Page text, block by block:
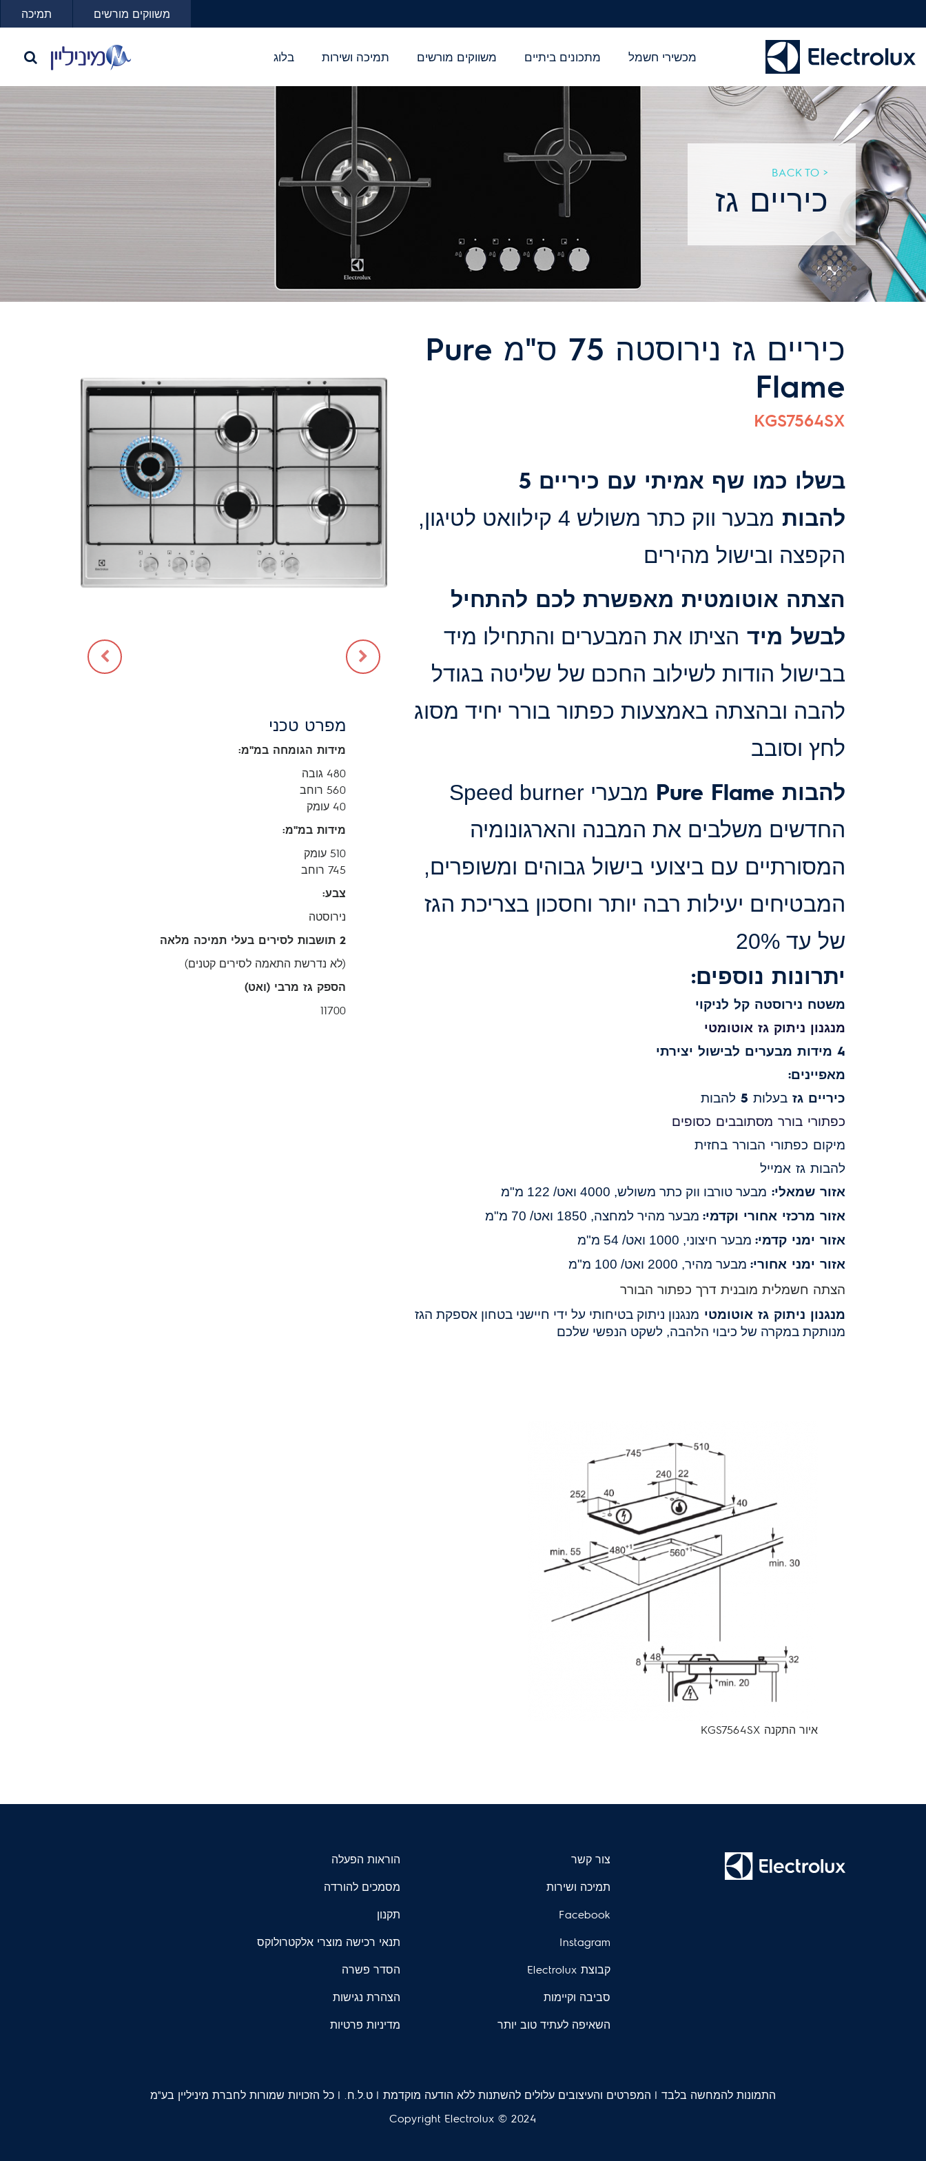
תמיכה משווקים מורשים
מכשירי חשמל מתכונים ביתיים משווקים מורשים תמיכה ושירות בלוג
< BACK TO
כיריים גז
כיריים גז נירוסטה 75 ס"מ Pure
Flame
KGS7564SX
בשלו כמו שף אמיתי עם כיריים 5
להבות
מבער ווק כתר משולש 4 קילוואט לטיגון,
הקפצה ובישול מהירים
הצתה אוטומטית מאפשרת לכם להתחיל
לבשל מיד הציתו את המבערים והתחילו מיד
בבישול הודות לשילוב החכם של שליטה בגודל
להבה ובהצתה באמצעות כפתור בורר יחיד מסוג
לחץ וסובב
להבות Pure Flame
מבערי Speed burner
החדשים משלבים את המבנה והארגונומיה
המסורתיים עם ביצועי בישול גבוהים ומשופרים,
המבטיחים יעילות רבה יותר וחסכון בצריכת הגז
של עד 20%
יתרונות נוספים:
משטח נירוסטה קל לניקוי
מנגנון ניתוק גז אוטומטי
4 מידות מבערים לבישול יצירתי
מאפיינים:
כיריים גז בעלות 5 להבות
כפתורי בורר מסתובבים כסופים
מיקום כפתורי הבורר בחזית
להבות גז אמייל
אזור שמאלי: מבער טורבו ווק כתר משולש, 4000 ואט/ 122 מ"מ
אזור מרכזי אחורי וקדמי: מבער מהיר למחצה, 1850 ואט/ 70 מ"מ
אזור ימני קדמי: מבער חיצוני, 1000 ואט/ 54 מ"מ
אזור ימני אחורי: מבער מהיר, 2000 ואט/ 100 מ"מ
הצתה חשמלית מובנית דרך כפתור הבורר
מנגנון ניתוק גז אוטומטי מנגנון ניתוק בטיחותי על ידי חיישני בטחון אספקת הגז
מנותקת במקרה של כיבוי הלהבה, לשקט הנפשי שלכם
איור התקנה KGS7564SX
מפרט טכני
מידות הגומחה במ"מ:
480 גובה
560 רוחב
40 עומק
מידות במ"מ:
510 עומק
745 רוחב
צבע:
נירוסטה
2 תושבות לסירים בעלי תמיכה מלאה
(לא נדרשת התאמה לסירים קטנים)
הספק גז מרבי (ואט)
11700
צור קשר
תמיכה ושירות
Facebook
Instagram
קבוצת Electrolux
סביבה וקיימות
השאיפה לעתיד טוב יותר
הוראות הפעלה
מסמכים להורדה
תקנון
תנאי רכישה מוצרי אלקטרולוקס
הסדר פשרה
הצהרת נגישות
מדיניות פרטיות
התמונות להמחשה בלבד | המפרטים והעיצובים עלולים להשתנות ללא הודעה מוקדמת | ט.ל.ח. | כל הזכויות שמורות לחברת מיניליין בע"מ
Copyright Electrolux © 2024